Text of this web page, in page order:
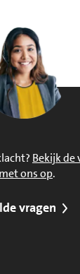
Bekijk de
ons op.
vragen